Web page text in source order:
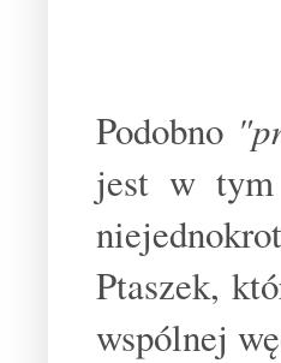
Podobno
jest w tym
Ptaszek,
wspólnej